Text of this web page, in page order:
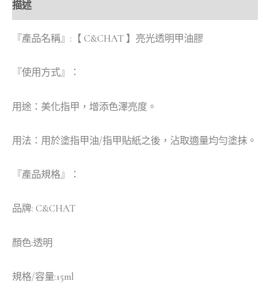
描述
『產品名稱』:【 C&CHAT 】亮光透明甲油膠
『使用方式』：
用途：美化指甲，增添色澤亮度。
用法：用於塗指甲油/指甲貼紙之後，沾取適量均勻塗抹。
『產品規格』：
品牌: C&CHAT
顏色:透明
規格/容量:15ml